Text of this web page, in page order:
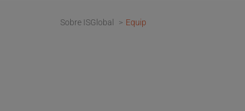
Sobre ISGlobal Equip